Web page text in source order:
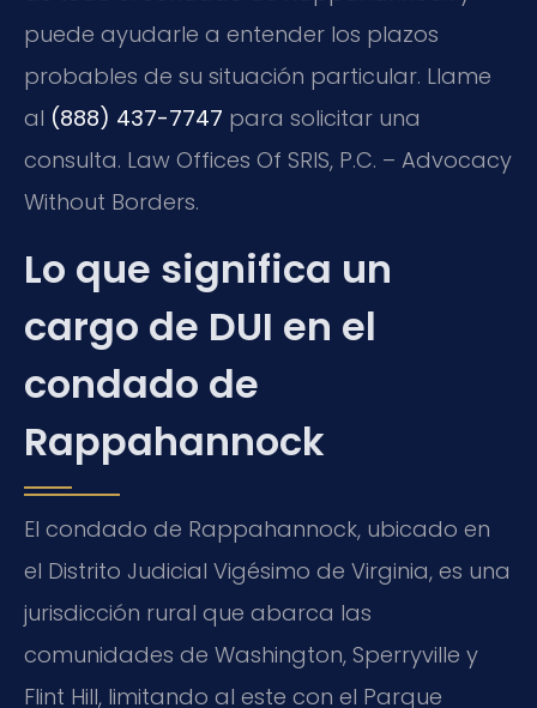
puede ayudarle a entender los plazos
probables de su situación particular. Llame
al (888) 437-7747 para solicitar una
consulta. Law Offices Of SRIS, P.C. – Advocacy
Without Borders.
Lo que significa un
cargo de DUI en el
condado de
Rappahannock
El condado de Rappahannock, ubicado en
el Distrito Judicial Vigésimo de Virginia, es una
jurisdicción rural que abarca las
comunidades de Washington, Sperryville y
Flint Hill, limitando al este con el Parque